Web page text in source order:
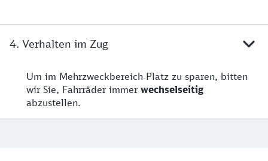
4. Verhalten im Zug
Um im Mehrzweckbereich Platz zu sparen, bitten
wir Sie, Fahrräder immer wechselseitig
abzustellen.